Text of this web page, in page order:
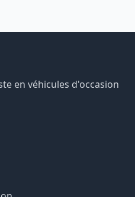
en véhicules d'occasion